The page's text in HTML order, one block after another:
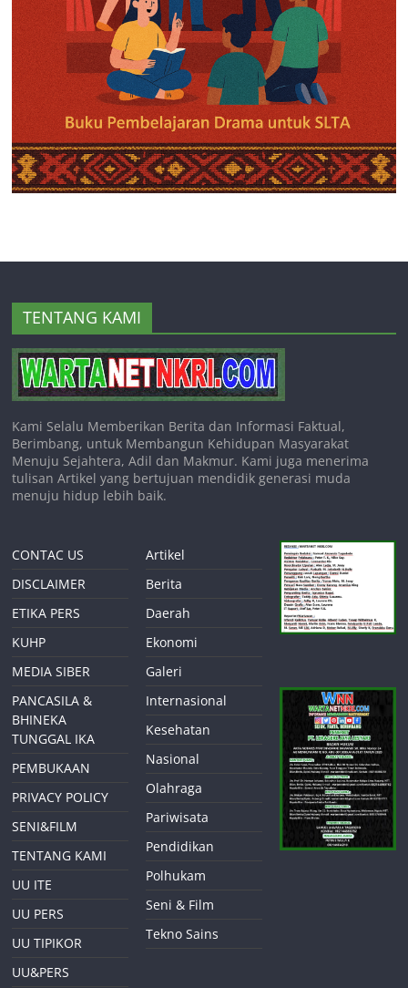
TENTANG KAMI
Kami Selalu Memberikan Berita dan Informasi Faktual,
Berimbang, untuk Membangun Kehidupan Masyarakat
Menuju Sejahtera, Adil dan Makmur. Kami juga menerima
tulisan Artikel yang bertujuan mendidik generasi muda
menuju hidup lebih baik.
CONTAC US
DISCLAIMER
ETIKA PERS
KUHP
MEDIA SIBER
PANCASILA &
BHINEKA
TUNGGAL IKA
PEMBUKAAN
PRIVACY POLICY
SENI&FILM
TENTANG KAMI
UU ITE
UU PERS
UU TIPIKOR
UU&PERS
Artikel
Berita
Daerah
Ekonomi
Galeri
Internasional
Kesehatan
Nasional
Olahraga
Pariwisata
Pendidikan
Polhukam
Seni & Film
Tekno Sains